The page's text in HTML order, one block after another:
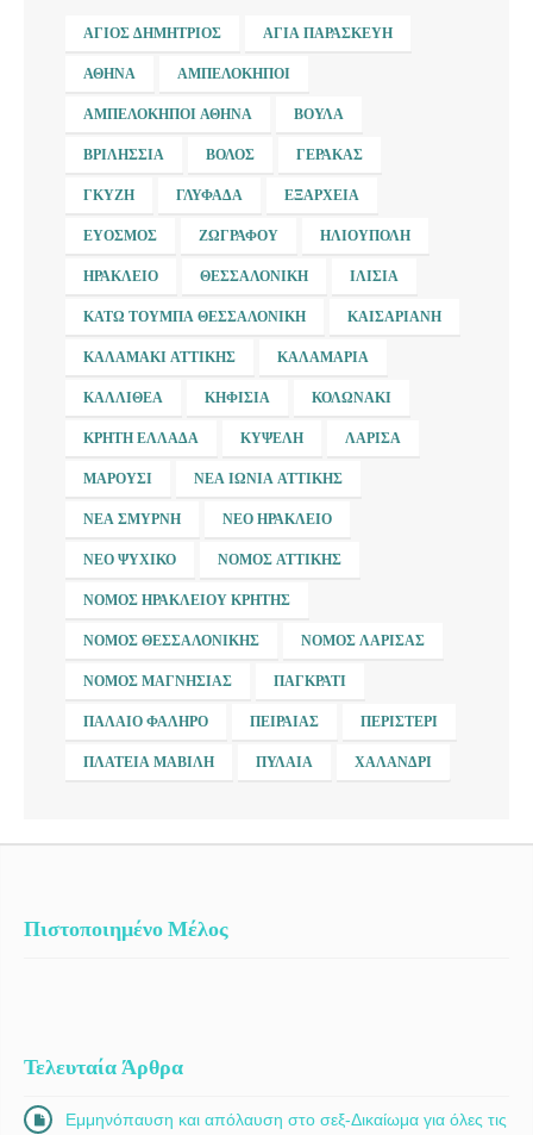
ΆΓΙΟΣ ΔΗΜΉΤΡΙΟΣ ΑΓΊΑ ΠΑΡΑΣΚΕΥΉ
ΑΘΉΝΑ ΑΜΠΕΛΌΚΗΠΟΙ
ΑΜΠΕΛΌΚΗΠΟΙ ΑΘΉΝΑ ΒΟΎΛΑ
ΒΡΙΛΉΣΣΙΑ ΒΌΛΟΣ ΓΈΡΑΚΑΣ
ΓΚΎΖΗ ΓΛΥΦΆΔΑ ΕΞΆΡΧΕΙΑ
ΕΎΟΣΜΟΣ ΖΩΓΡΆΦΟΥ ΗΛΙΟΎΠΟΛΗ
ΗΡΆΚΛΕΙΟ ΘΕΣΣΑΛΟΝΊΚΗ ΙΛΊΣΙΑ
ΚΆΤΩ ΤΟΎΜΠΑ ΘΕΣΣΑΛΟΝΊΚΗ ΚΑΙΣΑΡΙΑΝΉ
ΚΑΛΑΜΆΚΙ ΑΤΤΙΚΉΣ ΚΑΛΑΜΑΡΙΆ
ΚΑΛΛΙΘΈΑ ΚΗΦΙΣΙΆ ΚΟΛΩΝΆΚΙ
ΚΡΉΤΗ ΕΛΛΆΔΑ ΚΥΨΈΛΗ ΛΆΡΙΣΑ
ΜΑΡΟΎΣΙ ΝΈΑ ΙΩΝΊΑ ΑΤΤΙΚΉΣ
ΝΈΑ ΣΜΎΡΝΗ ΝΈΟ ΗΡΆΚΛΕΙΟ
ΝΈΟ ΨΥΧΙΚΌ ΝΟΜΌΣ ΑΤΤΙΚΉΣ
ΝΟΜΌΣ ΗΡΑΚΛΕΊΟΥ ΚΡΉΤΗΣ
ΝΟΜΌΣ ΘΕΣΣΑΛΟΝΊΚΗΣ ΝΟΜΌΣ ΛΆΡΙΣΑΣ
ΝΟΜΌΣ ΜΑΓΝΗΣΊΑΣ ΠΑΓΚΡΆΤΙ
ΠΑΛΑΙΌ ΦΆΛΗΡΟ ΠΕΙΡΑΙΆΣ ΠΕΡΙΣΤΈΡΙ
ΠΛΑΤΕΊΑ ΜΑΒΊΛΗ ΠΥΛΑΊΑ ΧΑΛΆΝΔΡΙ
Πιστοποιημένο Μέλος
Τελευταία Άρθρα
Εμμηνόπαυση και απόλαυση στο σεξ-Δικαίωμα για όλες τις